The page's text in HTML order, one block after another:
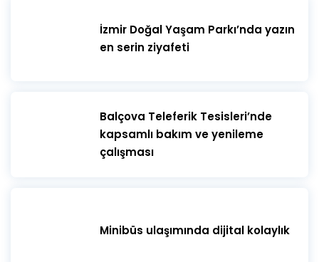
İzmir Doğal Yaşam Parkı’nda yazın
en serin ziyafeti
​Balçova Teleferik Tesisleri’nde
kapsamlı bakım ve yenileme
çalışması
Minibüs ulaşımında dijital kolaylık